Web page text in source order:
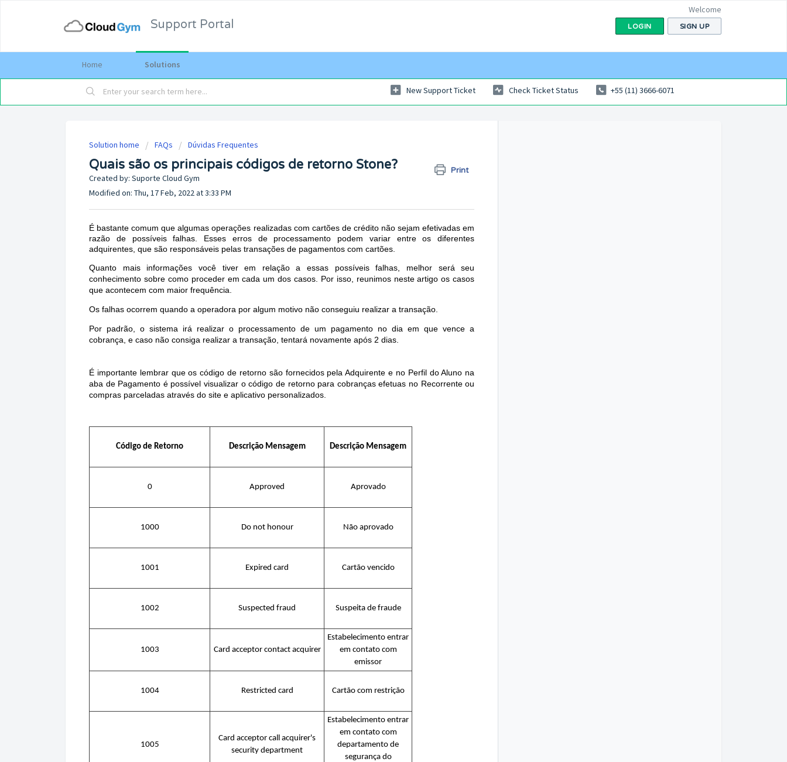
Support Portal
Welcome
LOGIN SIGN UP
Home Solutions
New Support Ticket Check Ticket Status +55 (11) 3666-6071
Solution home FAQs Dúvidas Frequentes
Quais são os principais códigos de retorno Stone? Print
Created by: Suporte Cloud Gym
Modified on: Thu, 17 Feb, 2022 at 3:33 PM
É bastante comum que algumas operações realizadas com cartões de crédito não sejam efetivadas em
razão de possíveis falhas. Esses erros de processamento podem variar entre os diferentes
adquirentes, que são responsáveis pelas transações de pagamentos com cartões.
Quanto mais informações você tiver em relação a essas possíveis falhas, melhor será seu
conhecimento sobre como proceder em cada um dos casos. Por isso, reunimos neste artigo os casos
que acontecem com maior frequência.
Os falhas ocorrem quando a operadora por algum motivo não conseguiu realizar a transação.
Por padrão, o sistema irá realizar o processamento de um pagamento no dia em que vence a
cobrança, e caso não consiga realizar a transação, tentará novamente após 2 dias.
É importante lembrar que os código de retorno são fornecidos pela Adquirente e no Perfil do Aluno na
aba de Pagamento é possível visualizar o código de retorno para cobranças efetuas no Recorrente ou
compras parceladas através do site e aplicativo personalizados.
Código de Retorno Descrição Mensagem Descrição Mensagem
0 Approved Aprovado
1000 Do not honour Não aprovado
1001 Expired card Cartão vencido
1002 Suspected fraud Suspeita de fraude
1003 Card acceptor contact acquirer
Estabelecimento entrar
em contato com
emissor
1004 Restricted card Cartão com restrição
1005
Card acceptor call acquirer's
security department
Estabelecimento entrar
em contato com
departamento de
segurança do